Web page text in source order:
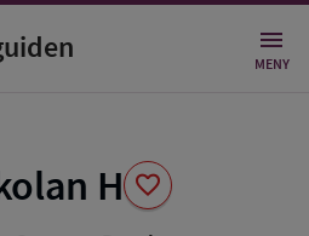
MENY
H favorite